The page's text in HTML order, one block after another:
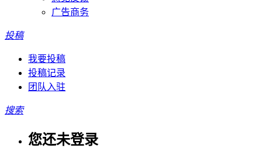
广告商务
投稿
我要投稿
投稿记录
团队入驻
搜索
您还未登录